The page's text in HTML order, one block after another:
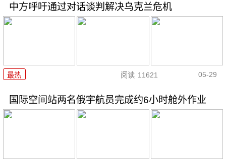
中方呼吁通过对话谈判解决乌克兰危机
最热 阅读 11621 05-29
国际空间站两名俄宇航员完成约6小时舱外作业